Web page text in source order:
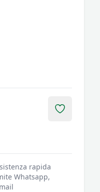
Add to
rapida
Whatsapp,